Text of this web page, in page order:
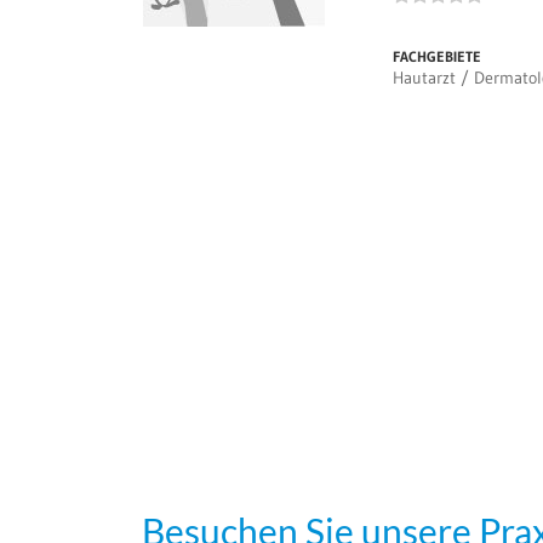
FACHGEBIETE
Hautarzt /
Besuchen Sie unsere